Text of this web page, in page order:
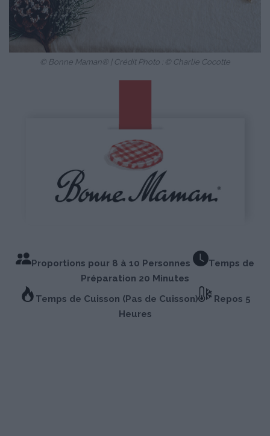
© Bonne Maman® | Crédit Photo : © Charlie Cocotte
Proportions pour 8 à 10 Personnes
Temps de
Préparation 20 Minutes
Temps de Cuisson (Pas de Cuisson)
Repos 5
Heures